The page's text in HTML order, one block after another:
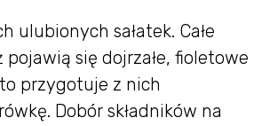
ulubionych sałatek. Całe
pojawią się dojrzałe, fioletowe
przygotuje z nich
Dobór składników na